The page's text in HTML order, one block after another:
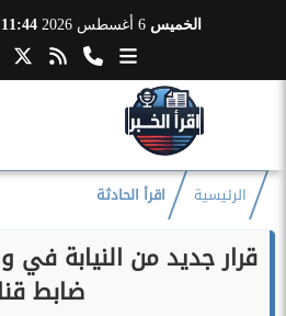
الخميس 11:44 مـ
الرئيسية اقرأ الحادثة
قرار جديد من النيابة في
ضابط قنا